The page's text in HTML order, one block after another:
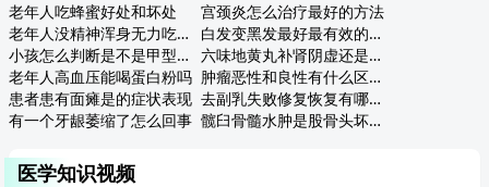
老年人吃蜂蜜好处和坏处
宫颈炎怎么治疗最好的方法
老年人没精神浑身无力吃什么补品
白发变黑发最好最有效的方法是什么
小孩怎么判断是不是甲型流感
六味地黄丸补肾阴虚还是肾阳虚
老年人高血压能喝蛋白粉吗
肿瘤恶性和良性有什么区别怎么判断
患者患有面瘫是的症状表现
去副乳失败修复恢复有哪些注意事项？
有一个牙龈萎缩了怎么回事
髋臼骨髓水肿是股骨头坏死早期症状吗
医学知识视频